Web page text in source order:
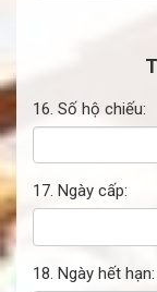
16. Số hộ chiếu:
17. Ngày cấp:
18. Ngày hết hạn: